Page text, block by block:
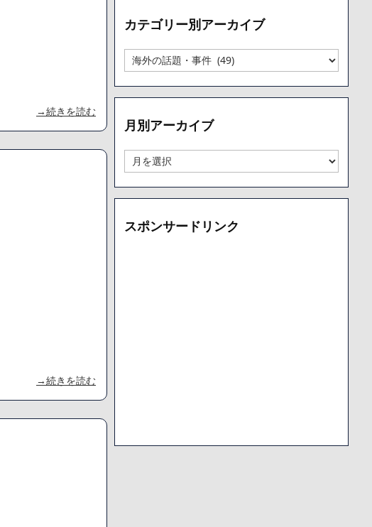
→続きを読む
→続きを読む
カテゴリー別アーカイブ
カ
テ
ゴ
リ
別
ー
カ
ブ
月別アーカイブ
別
ア
ー
イ
スポンサードリンク